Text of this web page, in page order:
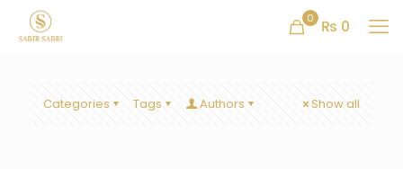
0 ₨ 0
Categories Tags Authors Show all